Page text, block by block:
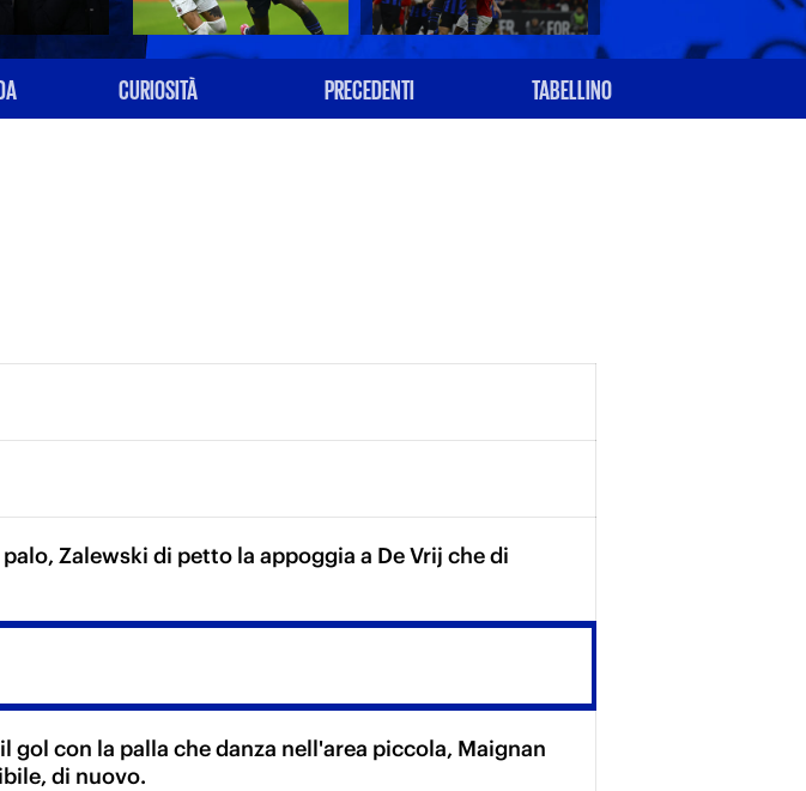
CURIOSITÀ PRECEDENTI TABELLINO
Zalewski di petto la appoggia a De Vrij che di
con la palla che danza nell'area piccola, Maignan
di nuovo.